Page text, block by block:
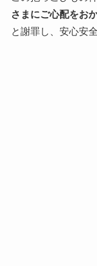
さまにご心配をお
と謝罪し、安心安